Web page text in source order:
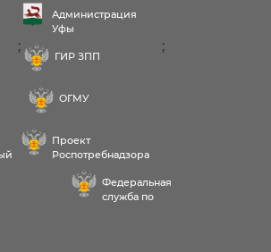
Администрация
Уфы
;
ГИР ЗПП
;
ОГМУ
Проект
Роспотребнадзора
РФ «Здоровое
питание» Федеральная
служба по